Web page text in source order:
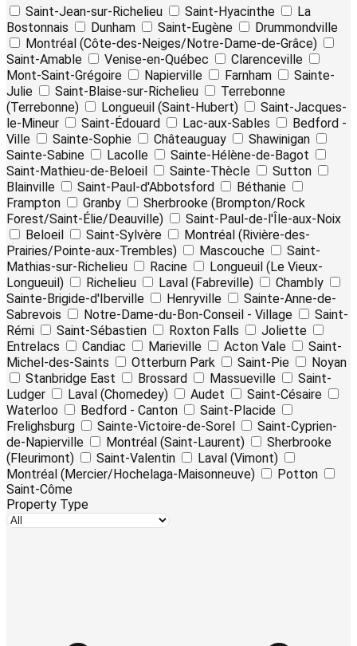
Saint-Jean-sur-Richelieu
Saint-Hyacinthe
La
Bostonnais
Dunham Saint-Eugène
Drummondville
Montréal (Côte-des-Neiges/Notre-Dame-de-Grâce)
Saint-Amable
Venise-en-Québec
Clarenceville
Mont-Saint-Grégoire
Napierville Farnham
Sainte-
Julie
Saint-Blaise-sur-Richelieu
Terrebonne
(Terrebonne)
Longueuil (Saint-Hubert)
Saint-Jacques-
le-Mineur
Saint-Édouard Lac-aux-Sables
Bedford -
Ville
Sainte-Sophie Châteauguay
Shawinigan
Sainte-Sabine
Lacolle
Sainte-Hélène-de-Bagot
Saint-Mathieu-de-Beloeil
Sainte-Thècle
Sutton
Blainville
Saint-Paul-d'Abbotsford
Béthanie
Frampton
Granby
Sherbrooke (Brompton/Rock
Forest/Saint-Élie/Deauville)
Saint-Paul-de-l'Île-aux-Noix
Beloeil
Saint-Sylvère
Montréal (Rivière-des-
Prairies/Pointe-aux-Trembles)
Mascouche
Saint-
Mathias-sur-Richelieu
Racine
Longueuil (Le Vieux-
Longueuil)
Richelieu Laval (Fabreville)
Chambly
Sainte-Brigide-d'Iberville
Henryville
Sainte-Anne-de-
Sabrevois
Notre-Dame-du-Bon-Conseil - Village
Saint-
Rémi
Saint-Sébastien Roxton Falls
Joliette
Entrelacs
Candiac Marieville Acton Vale
Saint-
Michel-des-Saints
Otterburn Park Saint-Pie
Noyan
Stanbridge East
Brossard Massueville
Saint-
Ludger
Laval (Chomedey) Audet
Saint-Césaire
Waterloo
Bedford - Canton
Saint-Placide
Frelighsburg
Sainte-Victoire-de-Sorel
Saint-Cyprien-
de-Napierville
Montréal (Saint-Laurent)
Sherbrooke
(Fleurimont)
Saint-Valentin
Laval (Vimont)
Montréal (Mercier/Hochelaga-Maisonneuve)
Potton
Saint-Côme
Property Type